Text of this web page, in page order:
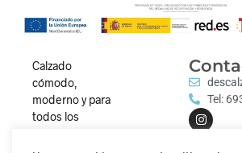
Calzado
cómodo,
moderno y para
todos los
Descubre
Tel: